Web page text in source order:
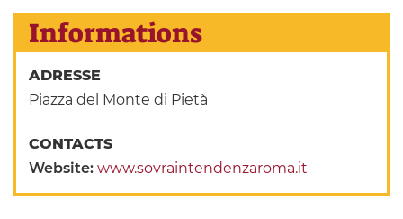
Informations
ADRESSE
Piazza del Monte di Pietà
CONTACTS
Website:www.sovraintendenzaroma.it